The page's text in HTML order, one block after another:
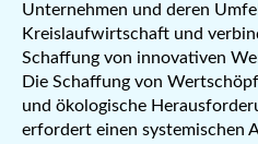
Unternehmen und deren
Kreislaufwirtschaft und
Schaffung von innovativen
Die Schaffung von
und ökologische
erfordert einen systemischen